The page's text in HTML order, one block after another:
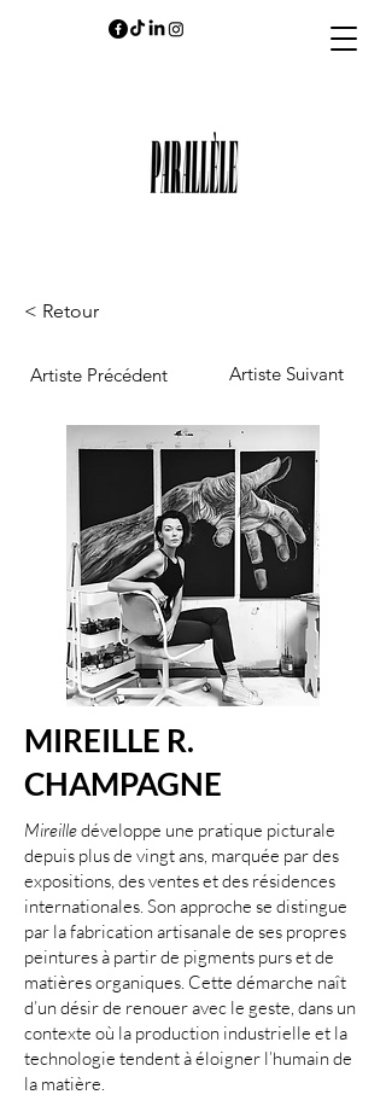
< Retour
Artiste Précédent Artiste Suivant
MIREILLE R.
CHAMPAGNE
Mireilledéveloppe une pratique picturale
depuis plus de vingt ans, marquée par des
expositions, des ventes et des résidences
internationales. Son approche se distingue
par la fabrication artisanale de ses propres
peintures à partir de pigments purs et de
matières organiques. Cette démarche naît
d’un désir de renouer avec le geste, dans un
contexte où la production industrielle et la
technologie tendent à éloigner l’humain de
la matière.